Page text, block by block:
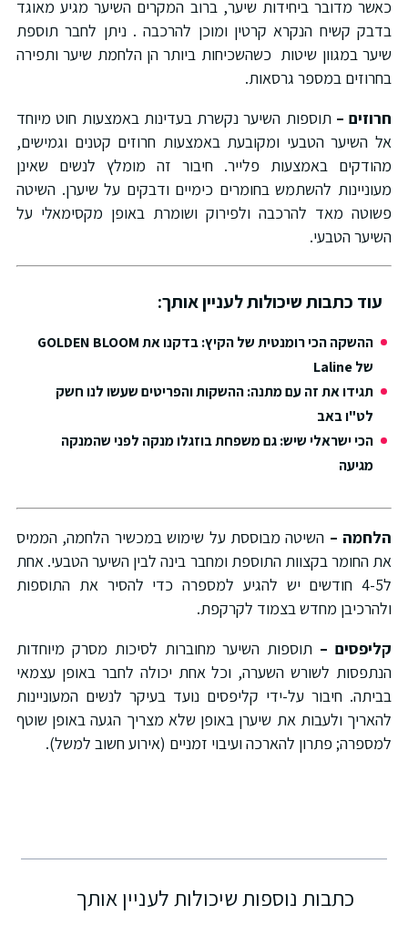
מדובר ביחידות שיער, ברוב המקרים השיער מגיע מאוגד
קשיח הנקרא קרטין ומוכן להרכבה . ניתן לחבר תוספת
במגוון שיטות כשהשכיחות ביותר הן הלחמת שיער ותפירה
במספר גרסאות.
–תוספות השיער נקשרת בעדינות באמצעות חוט מיוחד
השיער הטבעי ומקובעת באמצעות חרוזים קטנים וגמישים,
באמצעות פלייר. חיבור זה מומלץ לנשים שאינן
להשתמש בחומרים כימיים ודבקים על שיערן. השיטה
מאד להרכבה ולפירוק ושומרת באופן מקסימאלי על
הטבעי.
עוד כתבות שיכולות לעניין אותך:
ההשקה הכי רומנטית של הקיץ: בדקנו את GOLDEN BLOOM
תגידו את זה עם מתנה: ההשקות והפריטים שעשו לנו חשק
לט"ו באב
הכי ישראלי שיש: גם משפחת בוזגלו מנקה לפני שהמנקה
מגיעה
–השיטה מבוססת על שימוש במכשיר הלחמה, הממיס
החומר בקצוות התוספת ומחבר בינה לבין השיער הטבעי. אחת
ל4-5 חודשים יש להגיע למספרה כדי להסיר את התוספות
מחדש בצמוד לקרקפת.
– תוספות השיער מחוברות לסיכות מסרק מיוחדות
לשורש השערה, וכל אחת יכולה לחבר באופן עצמאי
חיבור על-ידי קליפסים נועד בעיקר לנשים המעוניינות
ולעבות את שיערן באופן שלא מצריך הגעה באופן שוטף
פתרון להארכה ועיבוי זמניים (אירוע חשוב למשל).
כתבות נוספות שיכולות לעניין אותך